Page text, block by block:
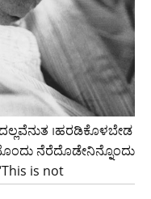
।ಹರಡಿಕೊಳಬೇಡ
ನೆರೆದೊಡೇನಿನ್ನೊಂದು
is not